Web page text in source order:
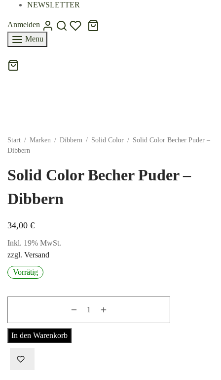
NEWSLETTER
Anmelden
Menu
Start / Marken / Dibbern / Solid Color / Solid Color Becher Puder –
Dibbern
Solid Color Becher Puder –
Dibbern
34,00 €
Inkl. 19% MwSt.
zzgl. Versand
Vorrätig
In den Warenkorb